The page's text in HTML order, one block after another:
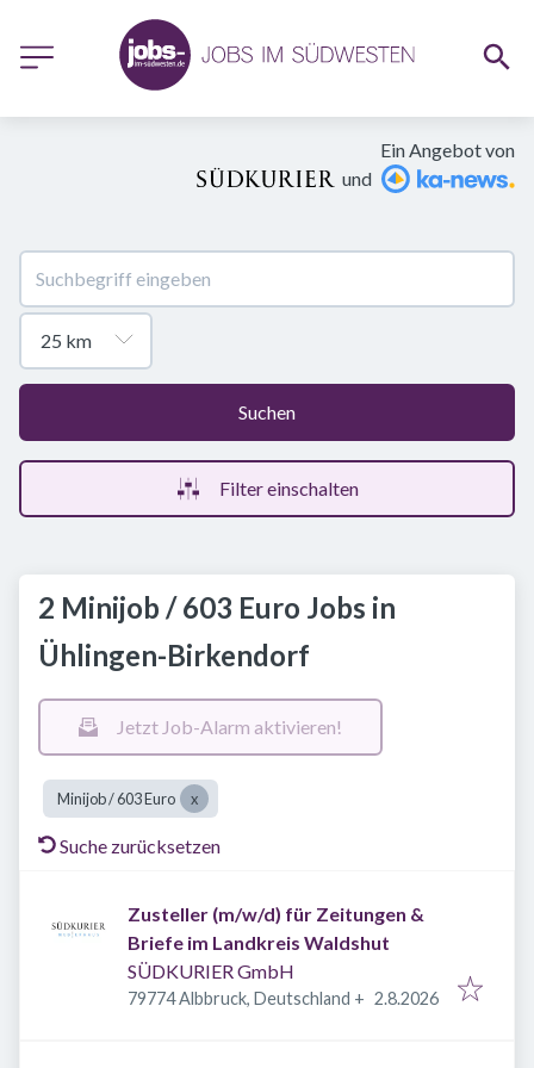
Ein Angebot von
und
Suchen
Filter einschalten
2 Minijob / 603 Euro Jobs in
Ühlingen-Birkendorf
Jetzt Job-Alarm aktivieren!
Minijob / 603 Euro
Suche zurücksetzen
Zusteller (m/w/d) für Zeitungen &
Briefe im Landkreis Waldshut
SÜDKURIER GmbH
79774 Albbruck, Deutschland + Veröffentlicht
2.8.2026